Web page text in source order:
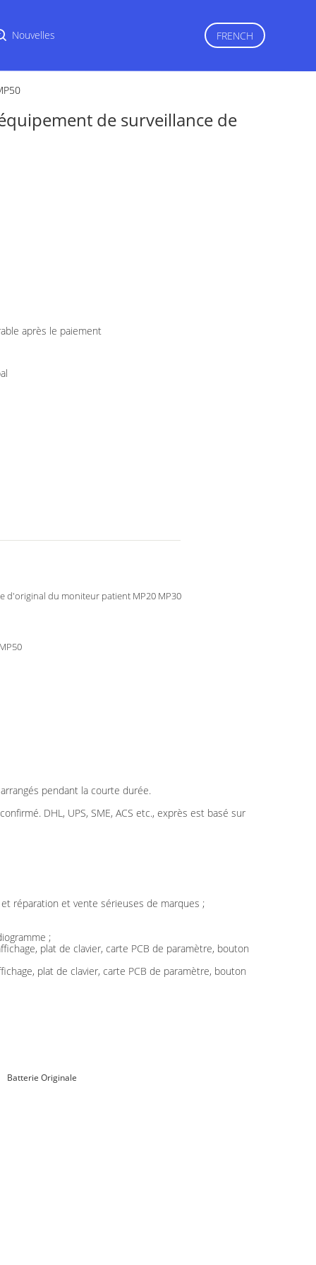
Nouvelles FRENCH
de surveillance de
après le paiement
d'original du moniteur patient MP20 MP30
pendant la courte durée.
DHL, UPS, SME, ACS etc., exprès est basé sur
réparation et vente sérieuses de marques ;
;
plat de clavier, carte PCB de paramètre, bouton
plat de clavier, carte PCB de paramètre, bouton
Batterie Originale